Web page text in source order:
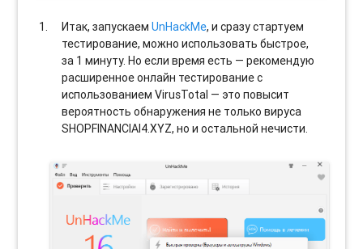
Итак, запускаемUnHackMe, и сразу стартуем
тестирование, можно использовать быстрое,
за 1 минуту. Но если время есть — рекомендую
расширенное онлайн тестирование с
использованием VirusTotal — это повысит
вероятность обнаружения не только вируса
SHOPFINANCIAI4.XYZ, но и остальной нечисти.